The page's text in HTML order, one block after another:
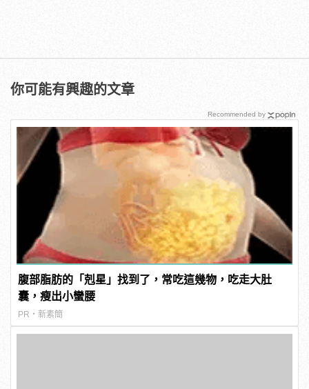
你可能有興趣的文章
腹部脂肪的「剋星」找到了，常吃這幾物，吃走大肚
囊，瘦出小蠻腰
PR・新素簡
Recommended by